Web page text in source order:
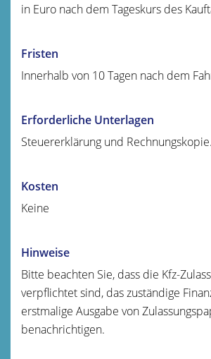
in Euro nach dem Tageskurs des
Fristen
Innerhalb von 10 Tagen nach dem
Erforderliche Unterlagen
Steuererklärung und Rechnungskopie.
Kosten
Keine
Hinweise
Bitte beachten Sie, dass die Kfz-
verpflichtet sind, das zuständige
erstmalige Ausgabe von
benachrichtigen.